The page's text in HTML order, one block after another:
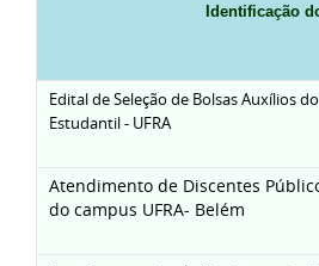
Identificação
Edital de Seleção de Bolsas Auxílios
Estudantil - UFRA
Atendimento de Discentes
do campus UFRA- Belém